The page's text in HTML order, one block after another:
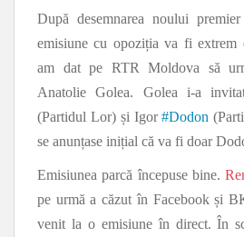
După desemnarea noului
emisiune cu opoziția va fi extrem
am dat pe RTR Moldova să
Anatolie Golea. Golea i-a
(Partidul Lor) și Igor#Dodon
se anunțase inițial că va fi doar
Emisiunea parcă începuse bine.
pe urmă a căzut în Facebook și
venit la o emisiune în direct. În